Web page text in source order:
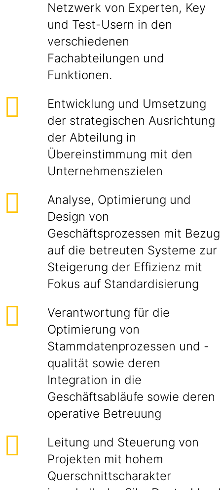
Netzwerk von Experten, Key
und Test-Usern in den
verschiedenen
Fachabteilungen und
Funktionen.
Entwicklung und Umsetzung
der strategischen Ausrichtung
der Abteilung in
Übereinstimmung mit den
Unternehmenszielen
Analyse, Optimierung und
Design von
Geschäftsprozessen mit Bezug
auf die betreuten Systeme zur
Steigerung der Effizienz mit
Fokus auf Standardisierung
Verantwortung für die
Optimierung von
Stammdatenprozessen und -
qualität sowie deren
Integration in die
Geschäftsabläufe sowie deren
operative Betreuung
Leitung und Steuerung von
Projekten mit hohem
Querschnittscharakter